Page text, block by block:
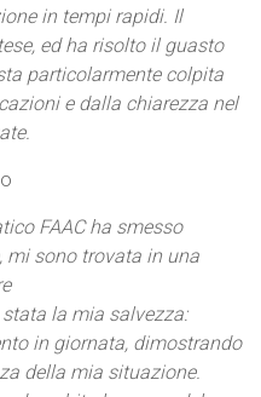
in tempi rapidi. Il
ed ha risolto il guasto
particolarmente colpita
e dalla chiarezza nel
FAAC ha smesso
mi sono trovata in una
la mia salvezza:
in giornata, dimostrando
della mia situazione.